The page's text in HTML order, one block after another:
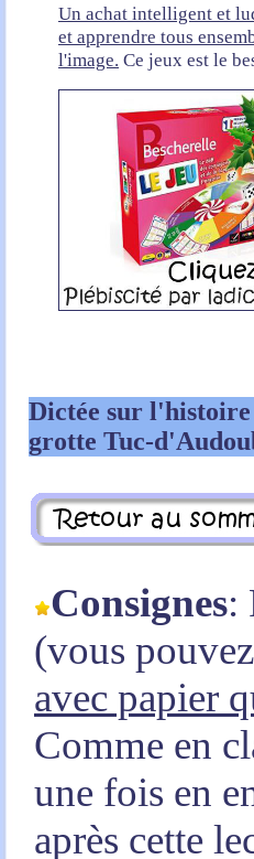
Un achat intelligent et
et apprendre tous
l'image. Ce jeux est le
Dictée sur
grotte Tuc-
Consignes:
(vous
avec papier
Comme en
une fois en
après cette